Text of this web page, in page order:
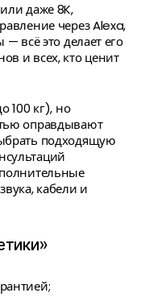
даже 8K,
через Alexa,
всё это делает его
и всех, кто ценит
100 кг), но
оправдывают
подходящую
кабели и